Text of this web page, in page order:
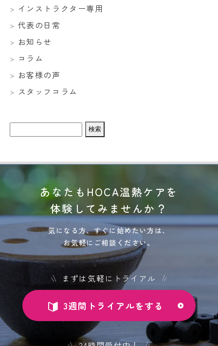
インストラクター専用
代表の日常
お知らせ
コラム
お客様の声
スタッフコラム
検
索:
あなたもHOCA温熱ケアを
体験してみませんか？
気になる方、すぐに始めたい方は、
お気軽にご相談ください。
まずは気軽にトライアル
3週間トライアルをする